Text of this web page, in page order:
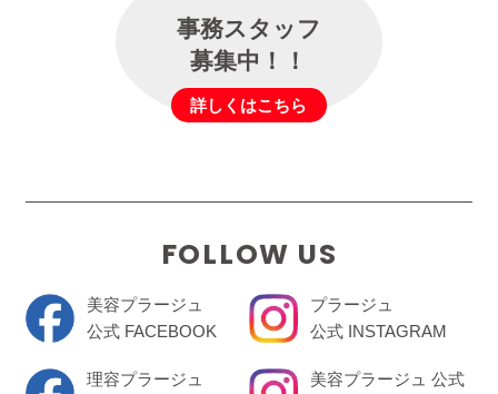
事務スタッフ
募集中！！
詳しくはこちら
FOLLOW US
美容プラージュ
公式 FACEBOOK
理容プラージュ
プラージュ
公式 INSTAGRAM
美容プラージュ 公式